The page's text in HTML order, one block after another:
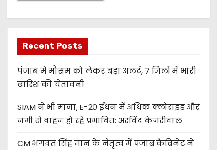
Recent Posts
पंजाब में मौसम को लेकर बड़ा अलर्ट, 7 जिलों में भारी
बारिश की चेतावनी
SIAM ने भी माना, E-20 ईंधन में अधिक क्लोराइड और
नमी से वाहन हो रहे प्रभावित: अरविंद केजरीवाल
CM भगवंत सिंह मान के नेतृत्व में पंजाब कैबिनेट ने